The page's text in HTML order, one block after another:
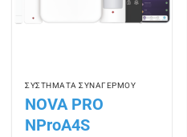
ΣΥΣΤΗΜΑΤΑ ΣΥΝΑΓΕΡΜΟΥ
NOVA PRO
NProA4S